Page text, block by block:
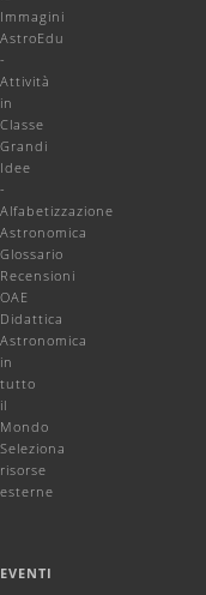
Immagini
AstroEdu
-
Attività
in
Classe
Grandi
Idee
-
Alfabetizzazione
Astronomica
Glossario
Recensioni
OAE
Didattica
Astronomica
in
tutto
il
Mondo
Seleziona
risorse
esterne
EVENTI